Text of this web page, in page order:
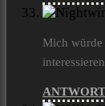
Mich
ANTWORT